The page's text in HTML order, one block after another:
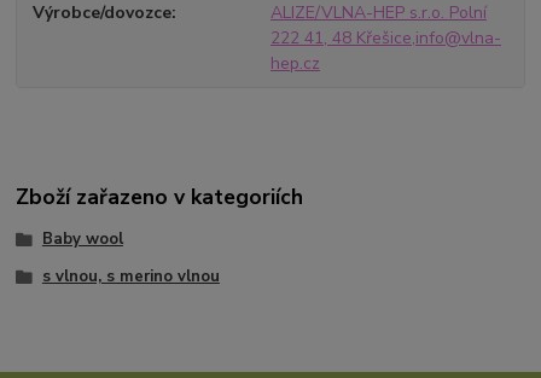
Výrobce/dovozce
ALIZE/VLNA-HEP s.r.o. Polní
222 41, 48 Křešice,info@vlna-
hep.cz
Zboží zařazeno v kategoriích
Baby wool
s vlnou, s merino vlnou